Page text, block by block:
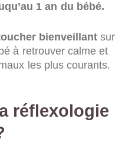
1 an du bébé.
bienveillantsur
à retrouver calme et
les plus courants.
réflexologie